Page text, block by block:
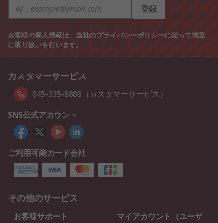
登録
お客様の個人情報は、当社のプライバシーポリシーに従って慎重
に取り扱いを行います。
カスタマーサービス
045-335-8888（カスタマーサービス）
SNS公式アカウント
ご利用可能カード会社
その他のサービス
お客様サポート
マイアカウント（ユーザ